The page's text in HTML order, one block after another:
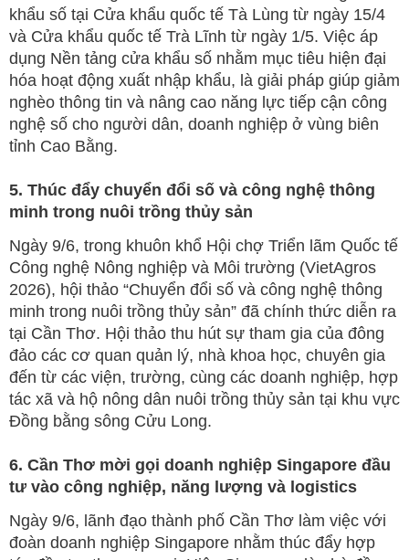
khẩu số tại Cửa khẩu quốc tế Tà Lùng từ ngày 15/4
và Cửa khẩu quốc tế Trà Lĩnh từ ngày 1/5. Việc áp
dụng Nền tảng cửa khẩu số nhằm mục tiêu hiện đại
hóa hoạt động xuất nhập khẩu, là giải pháp giúp giảm
nghèo thông tin và nâng cao năng lực tiếp cận công
nghệ số cho người dân, doanh nghiệp ở vùng biên
tỉnh Cao Bằng.
5. Thúc đẩy chuyển đổi số và công nghệ thông
minh trong nuôi trồng thủy sản
Ngày 9/6, trong khuôn khổ Hội chợ Triển lãm Quốc tế
Công nghệ Nông nghiệp và Môi trường (VietAgros
2026), hội thảo “Chuyển đổi số và công nghệ thông
minh trong nuôi trồng thủy sản” đã chính thức diễn ra
tại Cần Thơ. Hội thảo thu hút sự tham gia của đông
đảo các cơ quan quản lý, nhà khoa học, chuyên gia
đến từ các viện, trường, cùng các doanh nghiệp, hợp
tác xã và hộ nông dân nuôi trồng thủy sản tại khu vực
Đồng bằng sông Cửu Long.
6. Cần Thơ mời gọi doanh nghiệp Singapore đầu
tư vào công nghiệp, năng lượng và logistics
Ngày 9/6, lãnh đạo thành phố Cần Thơ làm việc với
đoàn doanh nghiệp Singapore nhằm thúc đẩy hợp